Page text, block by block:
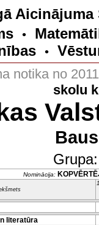
•
•
notika no
skolu
Nominācija:
literatūra